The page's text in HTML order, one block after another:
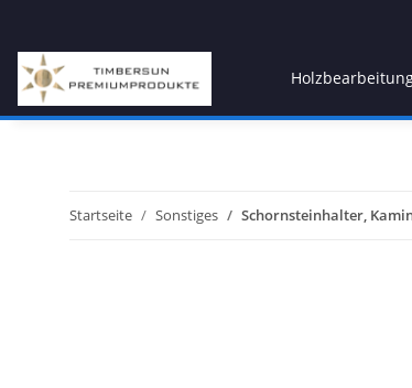
Startseite Sonstiges Schornsteinhalter,